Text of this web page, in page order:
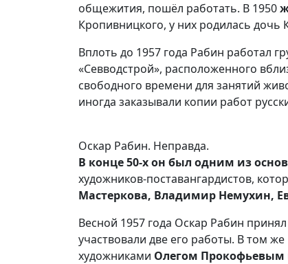
общежития, пошёл работать. В 1950
Кропивницкого, у них родилась дочь
Вплоть до 1957 года Рабин работал
«Севводстрой», расположенного
свободного времени для занятий
иногда заказывали копии работ
Оскар Рабин. Неправда.
В конце 50-х он был одним из
художников-поставангардистов,
Мастеркова, Владимир Немухин,
Весной 1957 года Оскар Рабин
участвовали две его работы. В том
художниками Олегом Прокофьевым